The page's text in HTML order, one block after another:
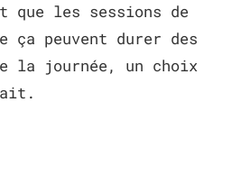
que les sessions de
ça peuvent durer des
la journée, un choix